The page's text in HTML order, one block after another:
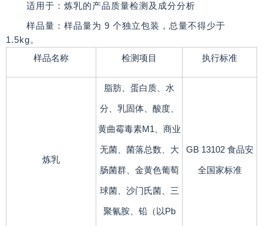
适用于：炼乳的产品质量检测及成分分析
样品量：样品量为 9 个独立包装，总量不得少于
1.5kg。
样品名称
检测项目 执行标准
炼乳
脂肪、蛋白质、水
分、乳固体、酸度、
黄曲霉毒素M1、商业
无菌、菌落总数、大
肠菌群、金黄色葡萄
球菌、沙门氏菌、三
聚氰胺、铅（以Pb
GB 13102 食品安
全国家标准